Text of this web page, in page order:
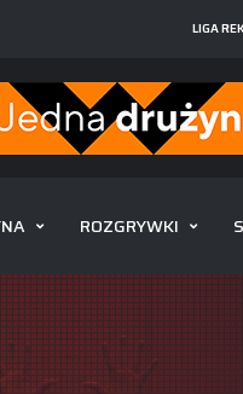
LIGA
ROZGRYWKI